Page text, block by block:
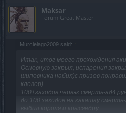
Maksar
Forum Great Master
Murcielago2009 said: ↑
Итак, итог моего прохождения
Основную закрыл, испарения
шиповника набил)с призов
клевер)
100+заходов червяк смерть-ад4
до 100 заходов на какашку
выбил короля и крысяндру